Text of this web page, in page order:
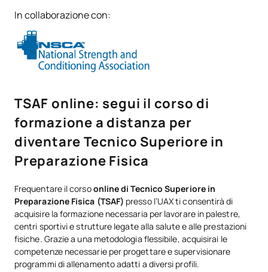
In collaborazione con:
TSAF online: segui il corso di
formazione a distanza per
diventare Tecnico Superiore in
Preparazione Fisica
Frequentare il corsoonline di Tecnico Superiore in
Preparazione Fisica (TSAF) presso l’UAX ti consentirà di
acquisire la formazione necessaria per lavorare in palestre,
centri sportivi e strutture legate alla salute e alle prestazioni
fisiche. Grazie a una metodologia flessibile, acquisirai le
competenze necessarie per progettare e supervisionare
programmi di allenamento adatti a diversi profili.